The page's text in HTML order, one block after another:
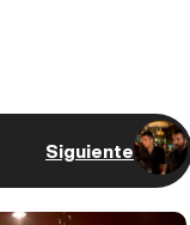
Siguiente